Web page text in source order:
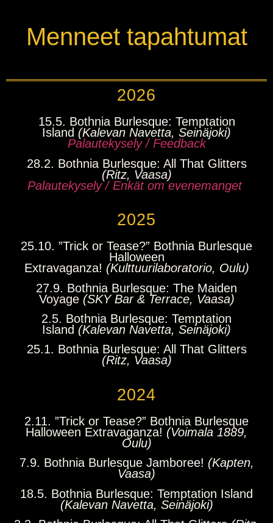
Menneet tapahtumat
2026
15.5. Bothnia Burlesque: Temptation
Island (Kalevan Navetta, Seinäjoki)
Palautekysely / Feedback
28.2. Bothnia Burlesque: All That Glitters
(Ritz, Vaasa)
Palautekysely / Enkät om evenemanget
2025
25.10. ”Trick or Tease?” Bothnia Burlesque
Halloween
Extravaganza! (Kulttuurilaboratorio, Oulu)
27.9. Bothnia Burlesque: The Maiden
Voyage (SKY Bar & Terrace, Vaasa)
2.5. Bothnia Burlesque: Temptation
Island (Kalevan Navetta, Seinäjoki)
25.1. Bothnia Burlesque: All That Glitters
(Ritz, Vaasa)
2024
2.11. ”Trick or Tease?” Bothnia Burlesque
Halloween Extravaganza! (Voimala 1889,
Oulu)
7.9. Bothnia Burlesque Jamboree! (Kapten,
Vaasa)
18.5. Bothnia Burlesque: Temptation Island
(Kalevan Navetta, Seinäjoki)